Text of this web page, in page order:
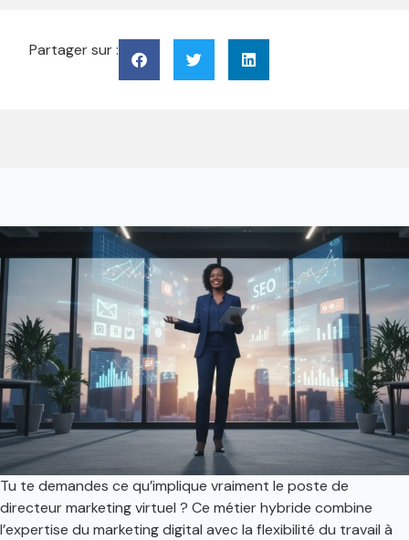
Partager sur :
Tu te demandes ce qu’implique vraiment le poste de
directeur marketing virtuel ? Ce métier hybride combine
l’expertise du marketing digital avec la flexibilité du travail à